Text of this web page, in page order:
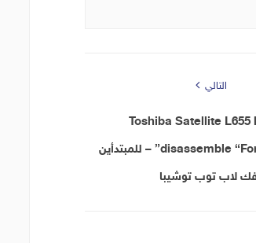
التالي
Toshiba Satellite L655
disassemble “For beginners” – للمبتدأين
لاب توب توشيبا